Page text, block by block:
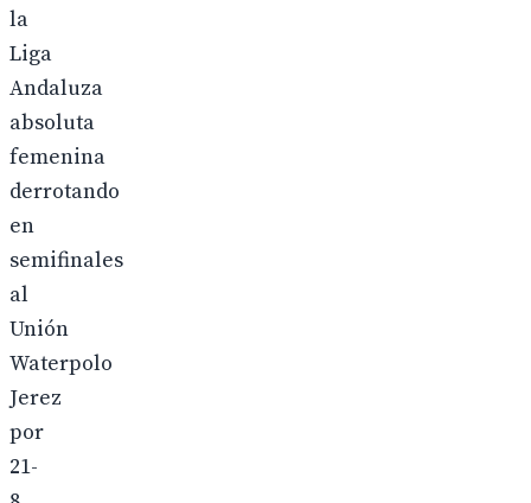
la
Liga
Andaluza
absoluta
femenina
derrotando
en
semifinales
al
Unión
Waterpolo
Jerez
por
21-